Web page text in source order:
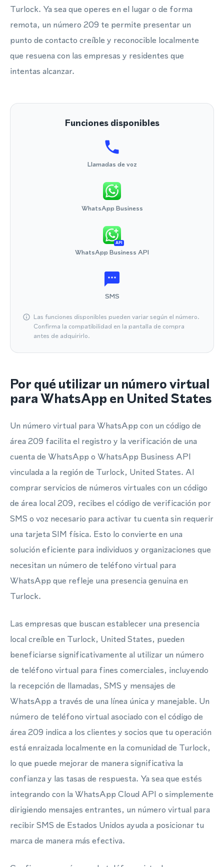
Turlock. Ya sea que operes en el lugar o de forma
remota, un número 209 te permite presentar un
punto de contacto creíble y reconocible localmente
que resuena con las empresas y residentes que
intentas alcanzar.
Funciones disponibles
Llamadas de voz
WhatsApp Business
API
WhatsApp Business API
SMS
Las funciones disponibles pueden variar según el número.
Confirma la compatibilidad en la pantalla de compra
antes de adquirirlo.
Por qué utilizar un número virtual
para WhatsApp en United States
Un número virtual para WhatsApp con un código de
área 209 facilita el registro y la verificación de una
cuenta de WhatsApp o WhatsApp Business API
vinculada a la región de Turlock, United States. Al
comprar servicios de números virtuales con un código
de área local 209, recibes el código de verificación por
SMS o voz necesario para activar tu cuenta sin requerir
una tarjeta SIM física. Esto lo convierte en una
solución eficiente para individuos y organizaciones que
necesitan un número de teléfono virtual para
WhatsApp que refleje una presencia genuina en
Turlock.
Las empresas que buscan establecer una presencia
local creíble en Turlock, United States, pueden
beneficiarse significativamente al utilizar un número
de teléfono virtual para fines comerciales, incluyendo
la recepción de llamadas, SMS y mensajes de
WhatsApp a través de una línea única y manejable. Un
número de teléfono virtual asociado con el código de
área 209 indica a los clientes y socios que tu operación
está enraizada localmente en la comunidad de Turlock,
lo que puede mejorar de manera significativa la
confianza y las tasas de respuesta. Ya sea que estés
integrando con la WhatsApp Cloud API o simplemente
dirigiendo mensajes entrantes, un número virtual para
recibir SMS de Estados Unidos ayuda a posicionar tu
marca de manera más efectiva.